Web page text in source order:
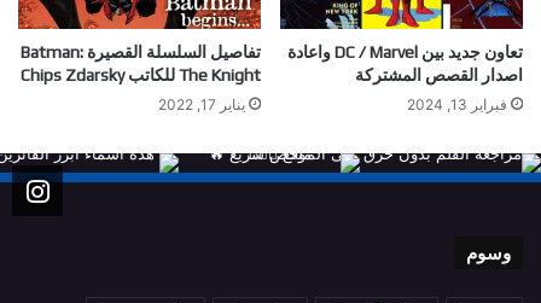
تعاون جديد بين DC / Marvel واعادة
اصدار القصص المشتركة
فبراير 13, 2024
تفاصيل السلسلة القصيرة Batman:
The Knight للكاتب Chips Zdarsky
يناير 17, 2022
وسوم